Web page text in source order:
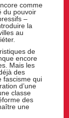
comme
du pouvoir
–
la
au
de
encore
Mais les
des
fascisme qui
d’une
classe
des
une